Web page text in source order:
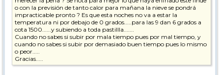
o con la previsión de tanto calor para mañana la nieve se pondrá
impracticable pronto ? Es que esta noches no va a estar la
temperatura ni por debajo de 0 grados.....para las 9 dan 6 grados a
cota 1500......y subiendo a toda pastillla.......
Cuando no sabes si subir por mala tiempo pues por mal tiempo, y
cuando no sabes si subir por demasiado buen tiempo pues lo mismo
o peor.....
Gracias.....